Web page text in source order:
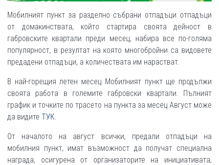
Мобилният пункт за разделно събрани отпадъци отпадъци
от домакинствата, който стартира своята дейност в
габровските квартали преди месец, набира все по-голяма
популярност, в резултат на която многобройни са видовете
предадени отпадъци, а количествата им нарастват.
В най-горещия летен месец Мобилният пункт ще продължи
своята работа в големите габровски квартали. Пълният
график и точките по трасето на пункта за месец Август може
да видите ТУК
От началото на август всички, предали отпадъци на
мобилния пункт, имат възможност да получат специална
награда, осигурена от организаторите на инициативата,